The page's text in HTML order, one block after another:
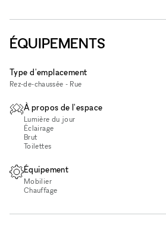
ÉQUIPEMENTS
Type d'emplacement
Rez-de-chaussée - Rue
À propos de l'espace
Lumière du jour
Éclairage
Brut
Toilettes
Équipement
Mobilier
Chauffage